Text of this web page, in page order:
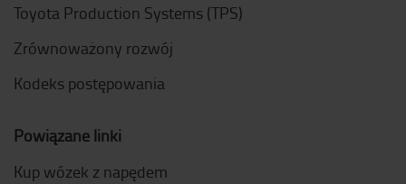
Toyota Production Systems (TPS)
Zrównoważony rozwój
Kodeks postępowania
Powiązane linki
Kup wózek z napędem